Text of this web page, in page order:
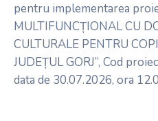
pentru implementarea
MULTIFUNCȚIONAL CU
CULTURALE PENTRU
JUDEȚUL GORJ”, Cod
data de 30.07.2026, ora